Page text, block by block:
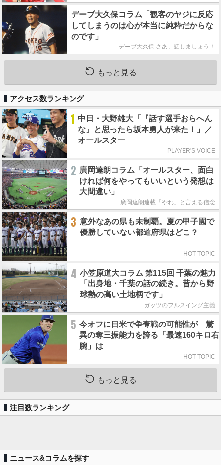
デーブ大久保コラム「観客のヤジに反応
してしまうのは心が本当に純粋だからな
のです」
デーブ大久保 さあ、話しましょう！
もっと見る
アクセス数ランキング
1 中日・大野雄大「『話す選手おらへん
な』と思ったら坂本勇人が来た！」／
オールスター
PLAYER'S VOICE
2 廣岡達朗コラム「オールスター、面白
ければ何をやってもいいという発想は
大間違い」
廣岡達朗連載「やれ」と言える信念
3 意外なあの県も未制覇。夏の甲子園で
優勝していない都道府県はどこ？
HOT TOPIC
4 小笠原道大コラム 第115回 千葉の魅力
「出身地・千葉の話の続き。昔から野
球熱の高い土地柄です」
ガッツのフルスイング主義
5 今オフに日米で争奪戦の可能性が 驚
異の奪三振能力を誇る「最速160キロ右
腕」は
HOT TOPIC
もっと見る
注目数ランキング
ニュース&コラムを探す